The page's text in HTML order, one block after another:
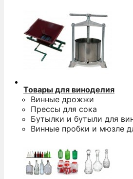
Товары для виноделия
Винные дрожжи
Прессы для сока
Бутылки и бутыли для
Винные пробки и мюзле